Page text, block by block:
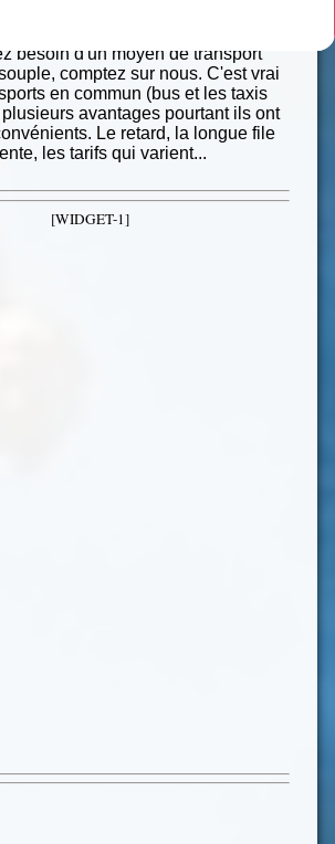
besoin d'un moyen de transport
comptez sur nous. C'est vrai
en commun (bus et les taxis
avantages pourtant ils ont
Le retard, la longue file
les tarifs qui varient...
[WIDGET-1]